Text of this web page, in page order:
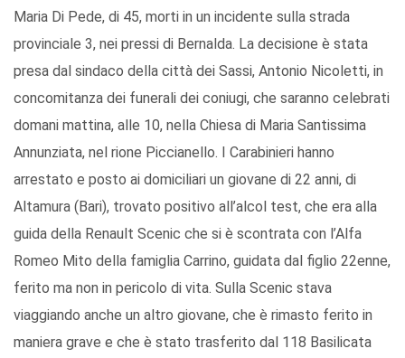
Maria Di Pede, di 45, morti in un incidente sulla strada
provinciale 3, nei pressi di Bernalda. La decisione è stata
presa dal sindaco della città dei Sassi, Antonio Nicoletti, in
concomitanza dei funerali dei coniugi, che saranno celebrati
domani mattina, alle 10, nella Chiesa di Maria Santissima
Annunziata, nel rione Piccianello. I Carabinieri hanno
arrestato e posto ai domiciliari un giovane di 22 anni, di
Altamura (Bari), trovato positivo all’alcol test, che era alla
guida della Renault Scenic che si è scontrata con l’Alfa
Romeo Mito della famiglia Carrino, guidata dal figlio 22enne,
ferito ma non in pericolo di vita. Sulla Scenic stava
viaggiando anche un altro giovane, che è rimasto ferito in
maniera grave e che è stato trasferito dal 118 Basilicata